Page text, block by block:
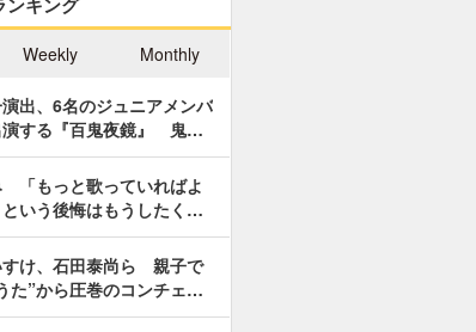
Weekly Monthly
出、6名のジュニアメンバ
演する『百鬼夜鏡』 鬼…
「もっと歌っていればよ
いう後悔はもうしたく…
すけ、石田泰尚ら 親子で
た”から圧巻のコンチェ…